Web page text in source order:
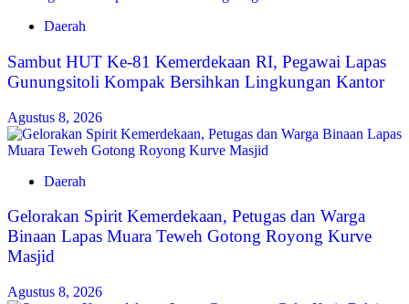
Daerah
Sambut HUT Ke-81 Kemerdekaan RI, Pegawai Lapas
Gunungsitoli Kompak Bersihkan Lingkungan Kantor
Agustus 8, 2026
Daerah
Gelorakan Spirit Kemerdekaan, Petugas dan Warga
Binaan Lapas Muara Teweh Gotong Royong Kurve
Masjid
Agustus 8, 2026